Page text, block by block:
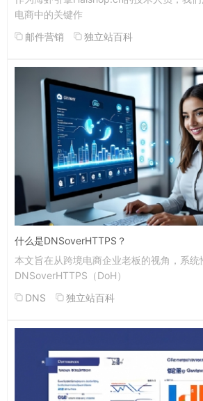
电商中的关键作
邮件营销
独立站百科
什么是DNSoverHTTPS？
本文旨在从跨境电商企业老板的视角，系统
DNSoverHTTPS（DoH）
DNS
独立站百科